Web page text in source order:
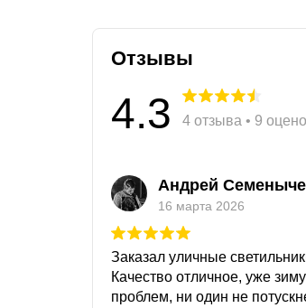
Отзывы
4.3 4 отзыва • 9
Андрей
16 марта 2026
Заказал уличные
Качество отличное, уже
проблем, ни один не